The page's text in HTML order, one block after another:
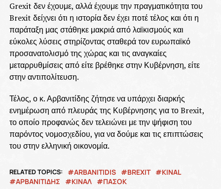
Grexit δεν έχουμε, αλλά έχουμε την πραγματικότητα του
Brexit δείχνει ότι η ιστορία δεν έχει ποτέ τέλος και ότι η
παράταξη μας στάθηκε μακριά από λαϊκισμούς και
εύκολες λύσεις στηρίζοντας σταθερά τον ευρωπαϊκό
προσανατολισμό της χώρας και τις αναγκαίες
μεταρρυθμίσεις από είτε βρέθηκε στην Κυβέρνηση, είτε
στην αντιπολίτευση.
Τέλος, ο κ. Αρβανιτίδης ζήτησε να υπάρχει διαρκής
ενημέρωση από πλευράς της Κυβέρνησης για το Brexit,
το οποίο προφανώς δεν τελειώνει με την ψήφιση του
παρόντος νομοσχεδίου, για να δούμε και τις επιπτώσεις
του στην ελληνική οικονομία.
RELATED TOPICS: ARBANITIDIS BREXIT
KINAL
ΑΡΒΑΝΙΤΙΔΗΣ
ΚΙΝΑΛ ΠΑΣΟΚ